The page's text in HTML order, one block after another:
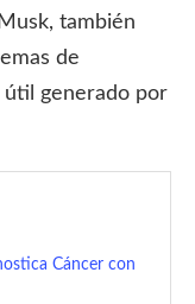
también
de
generado por
Cáncer con